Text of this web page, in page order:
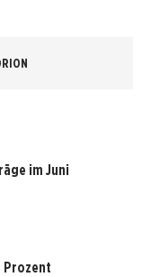
im Juni
Prozent